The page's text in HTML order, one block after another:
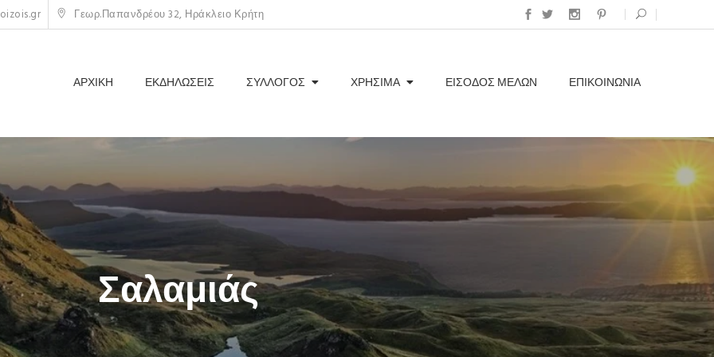
Γεωρ.Παπανδρέου 32, Ηράκλειο Κρήτη
ΑΡΧΙΚΗ ΕΚΔΗΛΩΣΕΙΣ ΣΥΛΛΟΓΟΣ ΧΡΗΣΙΜΑ ΕΊΣΟΔΟΣ ΜΕΛΏΝ ΕΠΙΚΟΙΝΩΝΊΑ
Σαλαμιάς